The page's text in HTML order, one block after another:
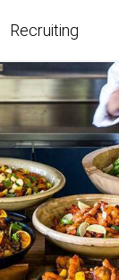
Recruiting